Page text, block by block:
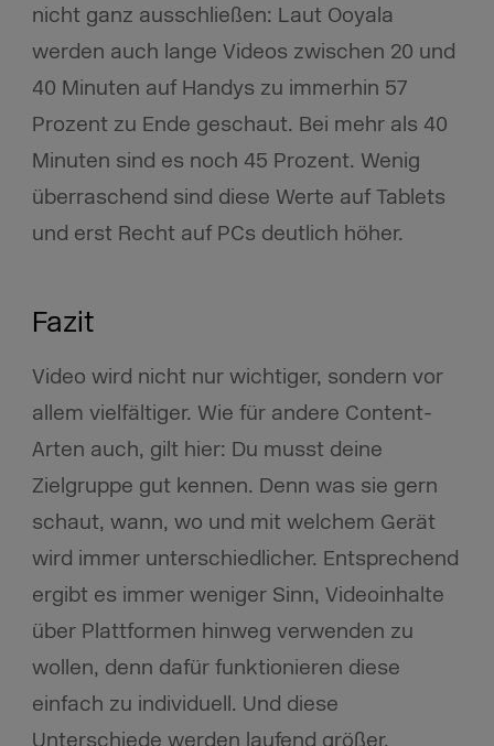
nicht ganz ausschließen: Laut Ooyala
werden auch lange Videos zwischen 20 und
40 Minuten auf Handys zu immerhin 57
Prozent zu Ende geschaut. Bei mehr als 40
Minuten sind es noch 45 Prozent. Wenig
überraschend sind diese Werte auf Tablets
und erst Recht auf PCs deutlich höher.
Fazit
Video wird nicht nur wichtiger, sondern vor
allem vielfältiger. Wie für andere Content-
Arten auch, gilt hier: Du musst deine
Zielgruppe gut kennen. Denn was sie gern
schaut, wann, wo und mit welchem Gerät
wird immer unterschiedlicher. Entsprechend
ergibt es immer weniger Sinn, Videoinhalte
über Plattformen hinweg verwenden zu
wollen, denn dafür funktionieren diese
einfach zu individuell. Und diese